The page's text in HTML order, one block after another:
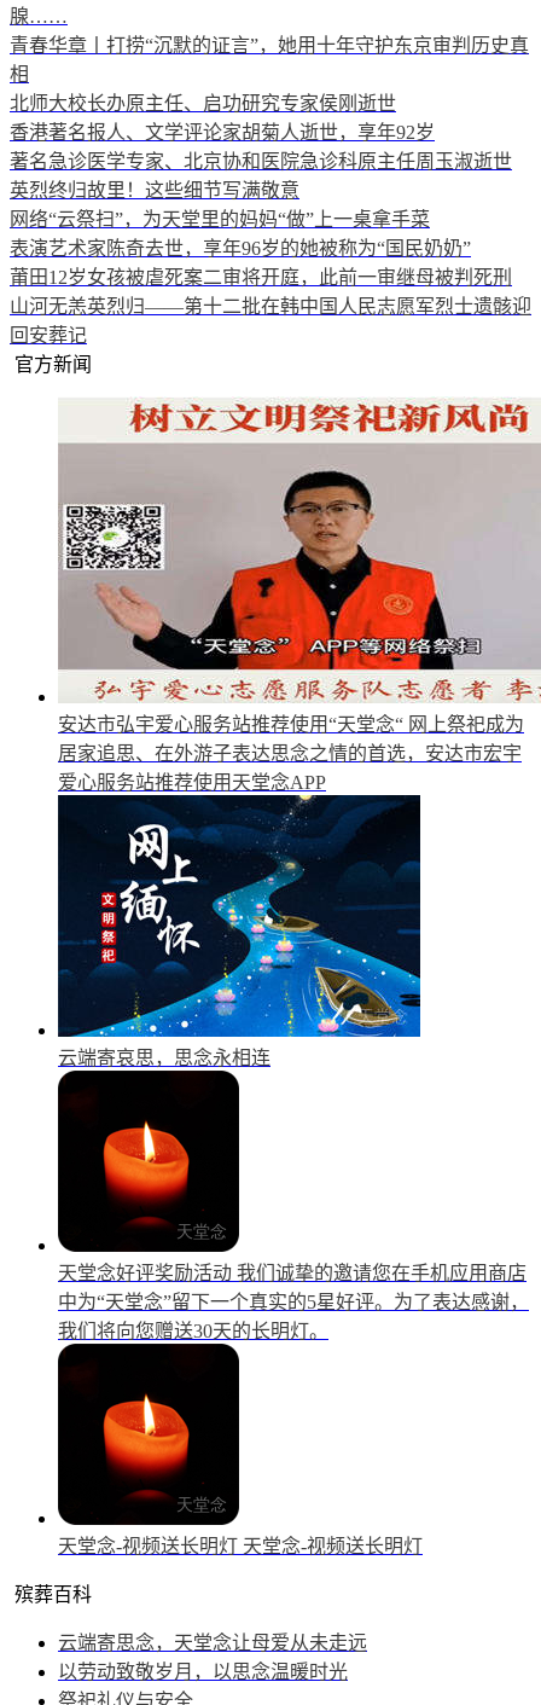
腺……
青春华章丨打捞“沉默的证言”，她用十年守护东京审判历史真
相
北师大校长办原主任、启功研究专家侯刚逝世
香港著名报人、文学评论家胡菊人逝世，享年92岁
著名急诊医学专家、北京协和医院急诊科原主任周玉淑逝世
英烈终归故里！这些细节写满敬意
网络“云祭扫”，为天堂里的妈妈“做”上一桌拿手菜
表演艺术家陈奇去世，享年96岁的她被称为“国民奶奶”
莆田12岁女孩被虐死案二审将开庭，此前一审继母被判死刑
山河无恙英烈归——第十二批在韩中国人民志愿军烈士遗骸迎
回安葬记
官方新闻
安达市弘宇爱心服务站推荐使用“天堂念“ 网上祭祀成为
居家追思、在外游子表达思念之情的首选，安达市宏宇
爱心服务站推荐使用天堂念APP
云端寄哀思，思念永相连
天堂念好评奖励活动 我们诚挚的邀请您在手机应用商店
中为“天堂念”留下一个真实的5星好评。为了表达感谢，
我们将向您赠送30天的长明灯。
天堂念-视频送长明灯 天堂念-视频送长明灯
殡葬百科
云端寄思念，天堂念让母爱从未走远
以劳动致敬岁月，以思念温暖时光
祭祀礼仪与安全